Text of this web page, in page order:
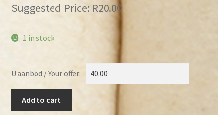
Suggested Price: R20.00
1 in stock
U aanbod / Your offer:
Add to cart